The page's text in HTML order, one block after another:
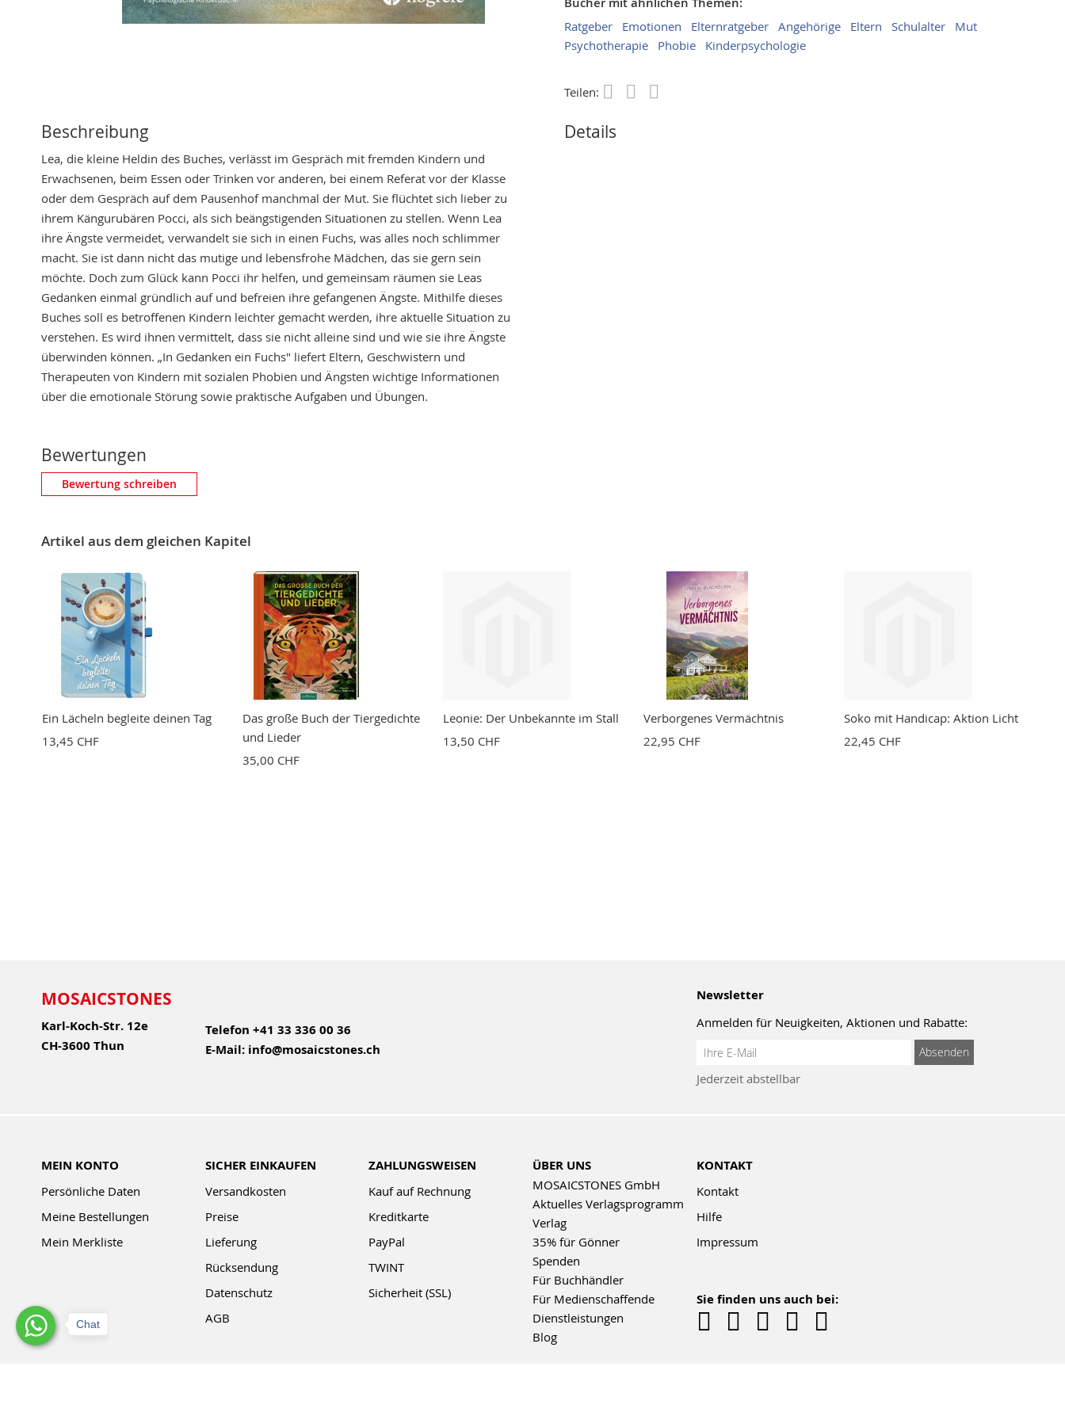
Ratgeber Emotionen Elternratgeber Angehörige Eltern Schulalter
Mut
Psychotherapie
Phobie Kinderpsychologie
Teilen:
the
gallery
Beschreibung
Lea, die kleine Heldin des Buches, verlässt im Gespräch mit fremden Kindern und
Erwachsenen, beim Essen oder Trinken vor anderen, bei einem Referat vor der Klasse
oder dem Gespräch auf dem Pausenhof manchmal der Mut. Sie flüchtet sich lieber zu
ihrem Kängurubären Pocci, als sich beängstigenden Situationen zu stellen. Wenn Lea
ihre Ängste vermeidet, verwandelt sie sich in einen Fuchs, was alles noch schlimmer
macht. Sie ist dann nicht das mutige und lebensfrohe Mädchen, das sie gern sein
möchte. Doch zum Glück kann Pocci ihr helfen, und gemeinsam räumen sie Leas
Gedanken einmal gründlich auf und befreien ihre gefangenen Ängste. Mithilfe dieses
Buches soll es betroffenen Kindern leichter gemacht werden, ihre aktuelle Situation zu
verstehen. Es wird ihnen vermittelt, dass sie nicht alleine sind und wie sie ihre Ängste
überwinden können. „In Gedanken ein Fuchs" liefert Eltern, Geschwistern und
Therapeuten von Kindern mit sozialen Phobien und Ängsten wichtige Informationen
über die emotionale Störung sowie praktische Aufgaben und Übungen.
Details
Bewertungen
Eigene Bewertung schreiben
Bewertung
BEWERTUNG ABSCHICKEN
Bewertung schreiben
Artikel aus dem gleichen Kapitel
Ein Lächeln begleite deinen Tag
13,45 CHF
Das große Buch der Tiergedichte
und Lieder
35,00 CHF
Leonie: Der Unbekannte im Stall
13,50 CHF
Verborgenes Vermächtnis
22,95 CHF
Soko mit Handicap: Aktion Licht
22,45 CHF
MOSAICSTONES
Karl-Koch-Str. 12e
CH-3600 Thun
Telefon +41 33 336 00 36
E-Mail: info@mosaicstones.ch
Newsletter
Anmelden für Neuigkeiten, Aktionen und Rabatte:
Anmeldung
Newsletter:
Absenden
Jederzeit abstellbar
MEIN KONTO
Persönliche Daten
Meine Bestellungen
Mein Merkliste
SICHER EINKAUFEN
Versandkosten
Preise
Lieferung
Rücksendung
Datenschutz
AGB
ZAHLUNGSWEISEN
Kauf auf Rechnung
Kreditkarte
PayPal
TWINT
Sicherheit (SSL)
ÜBER UNS
MOSAICSTONES GmbH
Aktuelles Verlagsprogramm
Verlag
35% für Gönner
Spenden
Für Buchhändler
Für Medienschaffende
Dienstleistungen
Blog
KONTAKT
Kontakt
Hilfe
Impressum
Sie finden uns auch bei:
Chat